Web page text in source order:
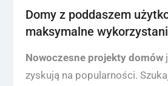
Domy z poddaszem
maksymalne
Nowoczesne projekty domów
zyskują na popularności.